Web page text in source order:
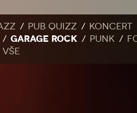
Pub quizz Koncert
GARAGE ROCK Punk
Vše